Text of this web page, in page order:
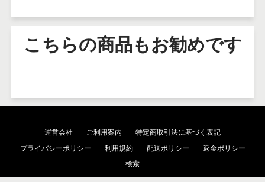
こちらの商品もお勧めです
運営会社 ご利用案内
特定商取引法に基づく表記
プライバシーポリシー
利用規約 配送ポリシー
返金ポリシー
検索